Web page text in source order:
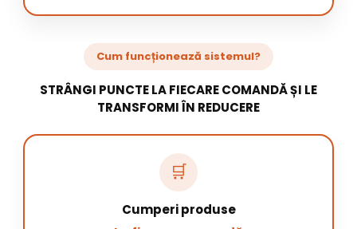
Cum funcționează sistemul?
STRÂNGI PUNCTE LA FIECARE COMANDĂ ȘI LE
TRANSFORMI ÎN REDUCERE
🛒
Cumperi produse